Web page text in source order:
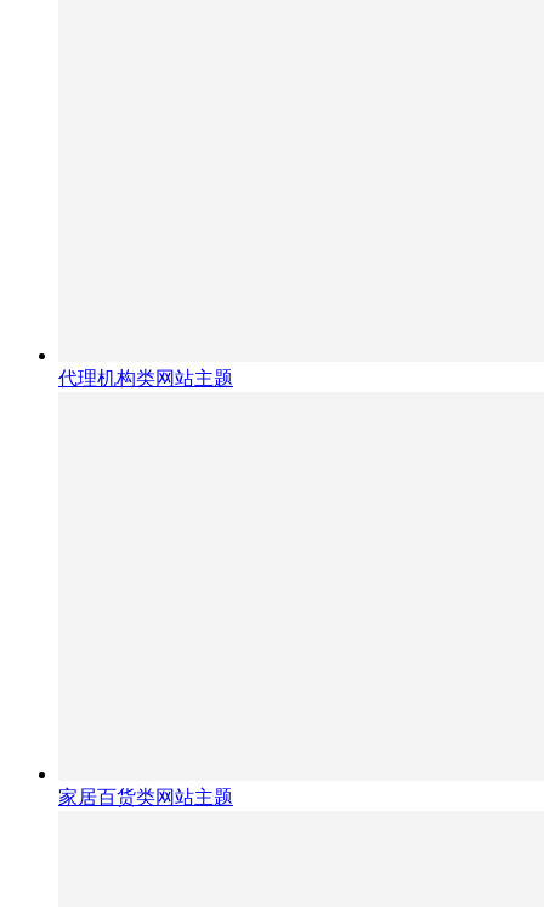
代理机构类网站主题
家居百货类网站主题